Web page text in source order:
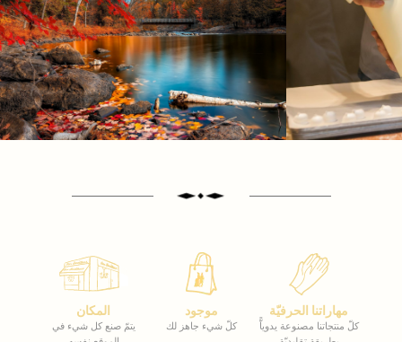
المكان
يتمّ صنع كل شيء في
موجود
كلّ شيء جاهز لك
مهاراتنا الحرفيّة
كلّ منتجاتنا مصنوعة يدوياًّ